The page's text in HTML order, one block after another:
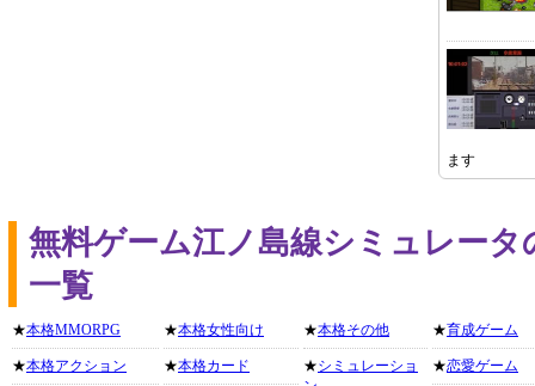
ます
無料ゲーム江ノ島線シミュレー
一覧
★本格MMORPG
★本格アクション
★本格女性向け
★本格カード
★本格その他
★シミュレーショ
★育成ゲーム
★恋愛ゲーム